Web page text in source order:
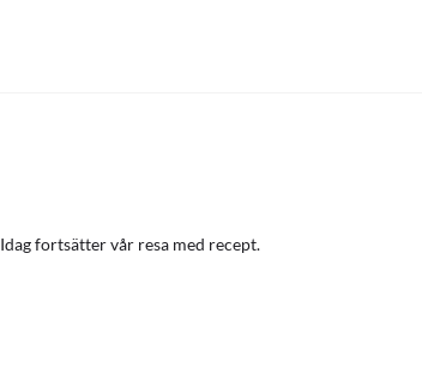
fortsätter vår resa med recept.